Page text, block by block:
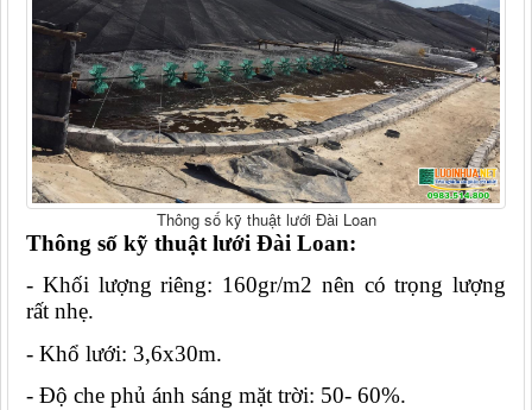
Thông số kỹ thuật lưới Đài Loan
Thông số kỹ thuật lưới Đài Loan:
- Khối lượng riêng: 160gr/m2 nên có trọng lượng
rất nhẹ.
- Khổ lưới: 3,6x30m.
- Độ che phủ ánh sáng mặt trời: 50- 60%.